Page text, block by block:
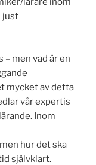
just
men vad är en
mycket av detta
vår expertis
Inom
hur det ska
självklart.